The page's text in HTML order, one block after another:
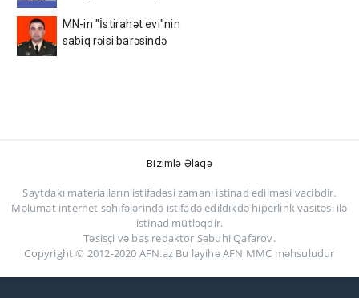
MN-in "İstirahət evi"nin
sabiq rəisi barəsində
Bizimlə Əlaqə
Saytdakı materialların istifadəsi zamanı istinad edilməsi vacibdir.
Məlumat internet səhifələrində istifadə edildikdə hiperlink vasitəsi ilə
istinad mütləqdir.
Təsisçi və baş redaktor Səbuhi Qafarov.
Copyright © 2012-2020 AFN.az Bu layihə AFN MMC məhsuludur